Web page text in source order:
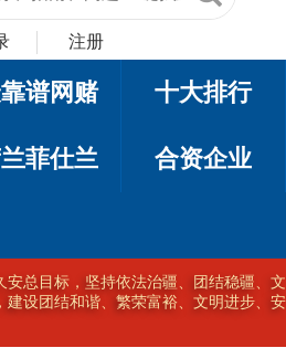
注册
谱网赌 十大排行
菲仕兰 合资企业
安总目标，坚持依法治疆、团结稳疆、文
设团结和谐、繁荣富裕、文明进步、安